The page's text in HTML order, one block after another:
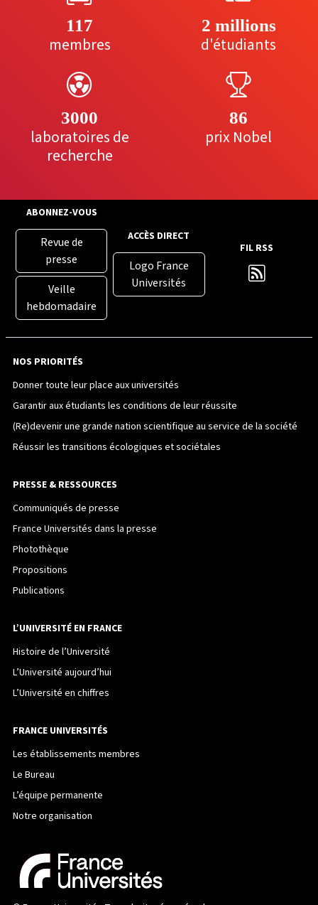
117
membres
2 millions
d'étudiants
3000
laboratoires de
recherche
86
prix Nobel
ABONNEZ-VOUS
Revue de
presse
Veille
hebdomadaire
ACCÈS DIRECT
Logo France
Universités
FIL RSS
NOS PRIORITÉS
Donner toute leur place aux universités
Garantir aux étudiants les conditions de leur réussite
(Re)devenir une grande nation scientifique au service de la société
Réussir les transitions écologiques et sociétales
PRESSE & RESSOURCES
Communiqués de presse
France Universités dans la presse
Photothèque
Propositions
Publications
L’UNIVERSITÉ EN FRANCE
Histoire de l’Université
L’Université aujourd’hui
L’Université en chiffres
FRANCE UNIVERSITÉS
Les établissements membres
Le Bureau
L’équipe permanente
Notre organisation